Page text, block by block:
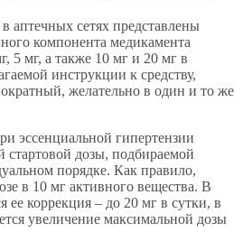
аптечных сетях представлены
компонента медикамента
5 мг, а также 10 мг и 20 мг в
инструкции к средству,
желательно в один и то же
эссенциальной гипертензии
стартовой дозы, подбираемой
порядке. Как правило,
в 10 мг активного вещества. В
коррекция – до 20 мг в сутки, в
увеличение максимальной дозы